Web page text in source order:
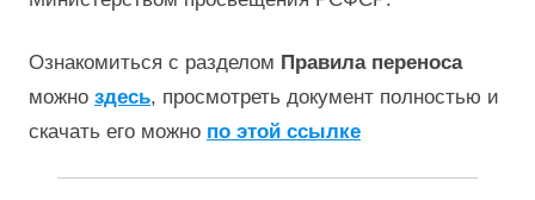
Ознакомиться с разделом Правила переноса
можно здесь, просмотреть документ полностью и
скачать его можно по этой ссылке